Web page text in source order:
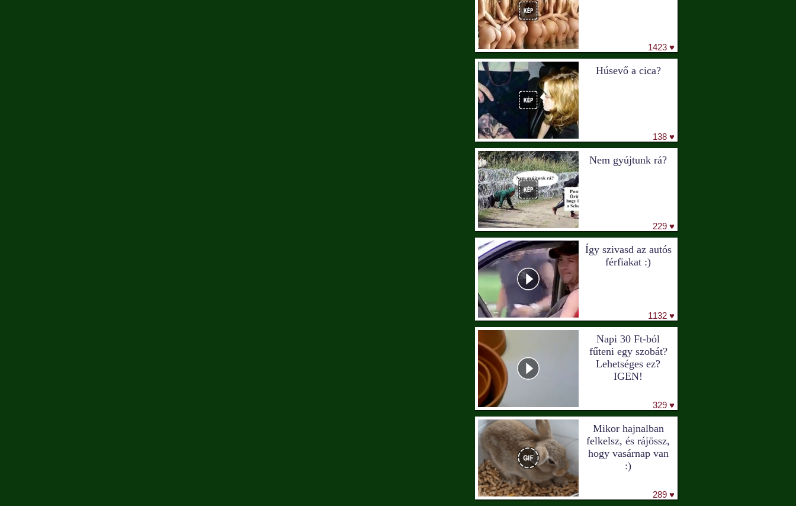
1423 ♥
Húsevő a cica?
138 ♥
Nem gyújtunk rá?
229 ♥
Így szivasd az autós
férfiakat :)
1132 ♥
Napi 30 Ft-ból
fűteni egy szobát?
Lehetséges ez?
IGEN!
329 ♥
Mikor hajnalban
felkelsz, és rájössz,
hogy vasárnap van
:)
289 ♥